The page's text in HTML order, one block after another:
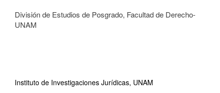
División de Estudios de Posgrado, Facultad de Derecho-
UNAM
Instituto de Investigaciones Jurídicas, UNAM